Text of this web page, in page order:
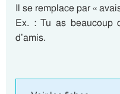
Il se remplace par «
Ex. : Tu as beaucoup
d’amis.